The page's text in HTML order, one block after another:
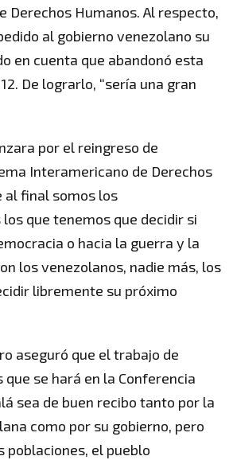
Derechos Humanos. Al respecto,
al gobierno venezolano su
en cuenta que abandonó esta
De lograrlo, “sería una gran
por el reingreso de
Interamericano de Derechos
al final somos los
que tenemos que decidir si
o hacia la guerra y la
los venezolanos, nadie más, los
libremente su próximo
aseguró que el trabajo de
se hará en la Conferencia
sea de buen recibo tanto por la
como por su gobierno, pero
poblaciones, el pueblo